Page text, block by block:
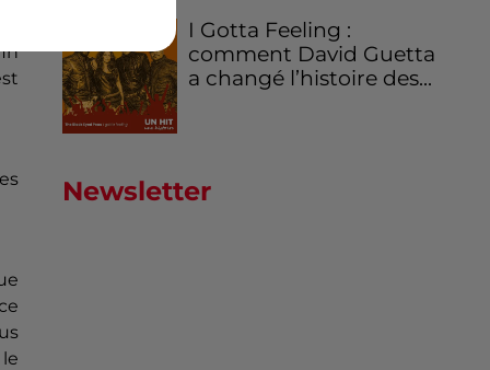
I Gotta Feeling :
comment David Guetta
a changé l’histoire des...
Newsletter